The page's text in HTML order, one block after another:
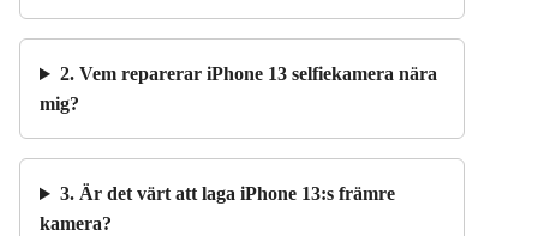
2. Vem reparerar iPhone 13 selfiekamera nära
mig?
3. Är det värt att laga iPhone 13:s främre
kamera?